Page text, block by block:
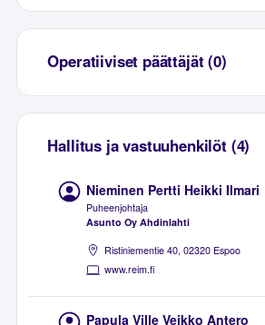
Operatiiviset päättäjät (0)
Hallitus ja vastuuhenkilöt (4)
Nieminen Pertti Heikki Ilmari
Puheenjohtaja
Asunto Oy Ahdinlahti
Ristiniementie 40, 02320 Espoo
www.reim.fi
Papula Ville Veikko Antero